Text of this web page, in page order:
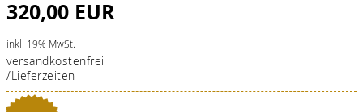
320,00 EUR
inkl. 19% MwSt.
versandkostenfrei
/Lieferzeiten